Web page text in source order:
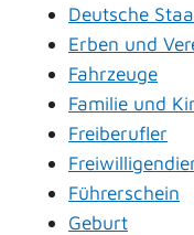
Deutsche
Erben und
Fahrzeuge
Familie und
Freiberufler
Führerschein
Geburt